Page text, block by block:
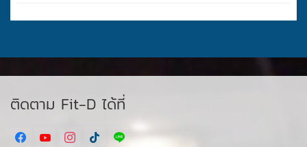
ติดตาม Fit-D ได้ที่